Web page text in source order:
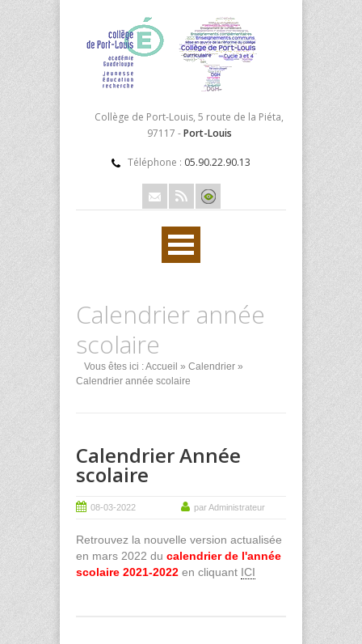
Collège de Port-Louis, 5 route de la Piéta,
97117 -Port-Louis
Téléphone : 05.90.22.90.13
Calendrier année
scolaire
Vous êtes ici :Accueil » Calendrier »
Calendrier année scolaire
Calendrier Année
scolaire
08-03-2022 par Administrateur
Retrouvez la nouvelle version actualisée
en mars 2022 du calendrier de l'année
scolaire 2021-2022 en cliquant ICI